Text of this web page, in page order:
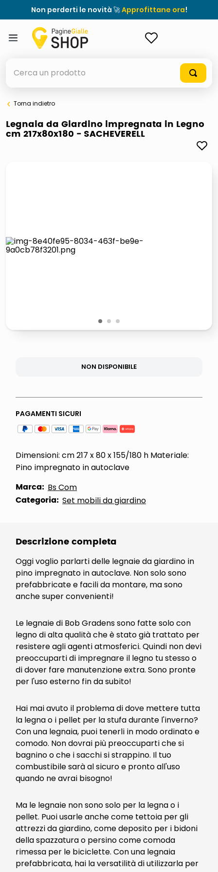
Non perderti le novità 🚀Approfittane ora!
elenchi telefonici
orologio parete
pattumiera raccolta differenziata
Torna indietro
Legnaia da Giardino impregnata in Legno
cm 217x80x180 - SACHEVERELL
1 2 3
NON DISPONIBILE
PAGAMENTI SICURI
Dimensioni: cm 217 x 80 x 155/180 h Materiale:
Pino impregnato in autoclave
Marca: Bs Com
Categoria: Set mobili da giardino
Descrizione completa
Oggi voglio parlarti delle legnaie da giardino in
pino impregnato in autoclave. Non solo sono
prefabbricate e facili da montare, ma sono
anche super convenienti!
Le legnaie di Bob Gradens sono fatte solo con
legno di alta qualità che è stato già trattato per
resistere agli agenti atmosferici. Quindi non devi
preoccuparti di impregnare il legno tu stesso o
di dover fare manutenzione extra. Sono pronte
per l'uso esterno fin da subito!
Hai mai avuto il problema di dove mettere tutta
la legna o i pellet per la stufa durante l'inverno?
Con una legnaia, puoi tenerli in modo ordinato e
comodo. Non dovrai più preoccuparti che si
bagnino o che i sacchi si strappino. Il tuo
combustibile sarà al sicuro e pronto all'uso
quando ne avrai bisogno!
Ma le legnaie non sono solo per la legna o i
pellet. Puoi usarle anche come tettoia per gli
attrezzi da giardino, come deposito per i bidoni
della spazzatura o persino come comoda
rimessa per le biciclette. Con una legnaia
prefabbricata, hai la versatilità di utilizzarla per